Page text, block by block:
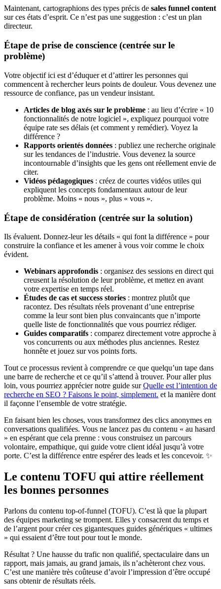
Maintenant, cartographions des types précis de sales funnel content
sur ces états d’esprit. Ce n’est pas une suggestion : c’est un plan
directeur.
Étape de prise de conscience (centrée sur le
problème)
Votre objectif ici est d’éduquer et d’attirer les personnes qui
commencent à rechercher leurs points de douleur. Vous devenez une
ressource de confiance, pas un vendeur insistant.
Articles de blog axés sur le problème : au lieu d’écrire « 10
fonctionnalités de notre logiciel », expliquez pourquoi votre
équipe rate ses délais (et comment y remédier). Voyez la
différence ?
Rapports orientés données : publiez une recherche originale
sur les tendances de l’industrie. Vous devenez la source
incontournable d’insights que les gens ont réellement envie de
citer.
Vidéos pédagogiques : créez de courtes vidéos utiles qui
expliquent les concepts fondamentaux autour de leur
problème. Moins « nous », plus « vous ».
Étape de considération (centrée sur la solution)
Ils évaluent. Donnez-leur les détails « qui font la différence » pour
construire la confiance et les amener à vous voir comme le choix
évident.
Webinars approfondis : organisez des sessions en direct qui
creusent la résolution de leur problème, et mettez en avant
votre expertise en temps réel.
Études de cas et success stories : montrez plutôt que
racontez. Des résultats réels provenant d’une entreprise
comme la leur sont bien plus convaincants que n’importe
quelle liste de fonctionnalités que vous pourriez rédiger.
Guides comparatifs : comparez directement votre approche à
vos concurrents ou aux méthodes plus anciennes. Restez
honnête et jouez sur vos points forts.
Tout ce processus revient à comprendre ce que quelqu’un tape dans
une barre de recherche et ce qu’il s’attend à trouver. Pour aller plus
loin, vous pourriez apprécier notre guide surQuelle est l’intention de
recherche en SEO ? Faisons le point, simplement. et la manière dont
il façonne l’ensemble de votre stratégie.
En faisant bien les choses, vous transformez des clics anonymes en
conversations qualifiées. Vous ne lancez pas du contenu « au hasard
» en espérant que cela prenne : vous construisez un parcours
volontaire, empathique, qui guide votre client idéal jusqu’à votre
porte. C’est la différence entre espérer des leads et les concevoir. ✨
Le contenu TOFU qui attire réellement
les bonnes personnes
Parlons du contenu top-of-funnel (TOFU). C’est là que la plupart
des équipes marketing se trompent. Elles y consacrent du temps et
de l’argent pour créer ces gigantesques guides génériques « ultimes
» qui essaient d’être tout pour tout le monde.
Résultat ? Une hausse du trafic non qualifié, spectaculaire dans un
rapport, mais jamais, au grand jamais, ils n’achèteront chez vous.
C’est une manière très coûteuse d’avoir l’impression d’être occupé
sans obtenir de résultats réels.